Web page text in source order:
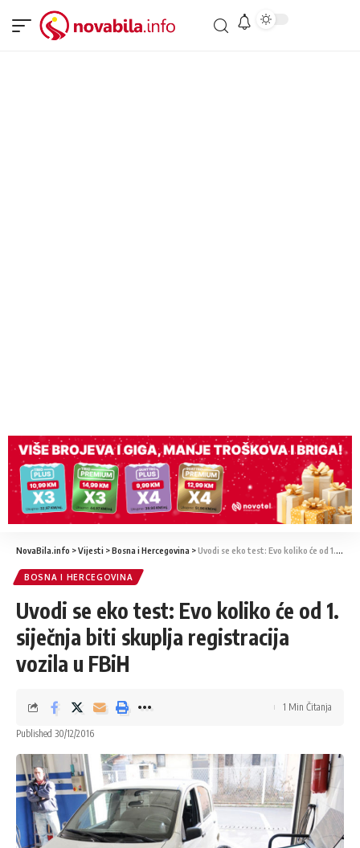
NovaBila.info >Vijesti >Bosna i Hercegovina >Uvodi se eko test: Evo koliko će od 1. siječnja biti skuplja registracija vozila u FBiH
BOSNA I HERCEGOVINA
Uvodi se eko test: Evo koliko će od 1.
siječnja biti skuplja registracija
vozila u FBiH
Published 30/12/2016
1 Min Čitanja